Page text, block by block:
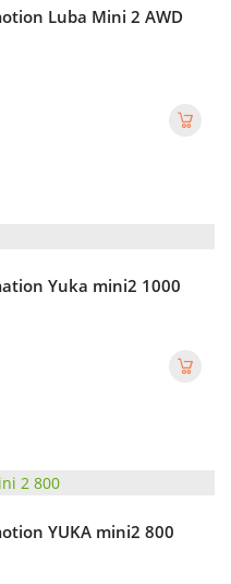
Luba Mini 2 AWD
Yuka mini2 1000
YUKA mini2 800